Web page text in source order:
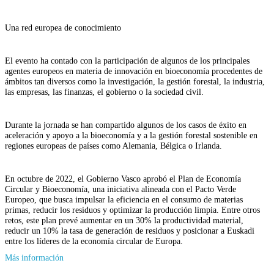
Una red europea de conocimiento
El evento ha contado con la participación de algunos de los principales
agentes europeos en materia de innovación en bioeconomía procedentes de
ámbitos tan diversos como la investigación, la gestión forestal, la industria,
las empresas, las finanzas, el gobierno o la sociedad civil.
Durante la jornada se han compartido algunos de los casos de éxito en
aceleración y apoyo a la bioeconomía y a la gestión forestal sostenible en
regiones europeas de países como Alemania, Bélgica o Irlanda.
En octubre de 2022, el Gobierno Vasco aprobó el Plan de Economía
Circular y Bioeconomía, una iniciativa alineada con el Pacto Verde
Europeo, que busca impulsar la eficiencia en el consumo de materias
primas, reducir los residuos y optimizar la producción limpia. Entre otros
retos, este plan prevé aumentar en un 30% la productividad material,
reducir un 10% la tasa de generación de residuos y posicionar a Euskadi
entre los líderes de la economía circular de Europa.
Más información